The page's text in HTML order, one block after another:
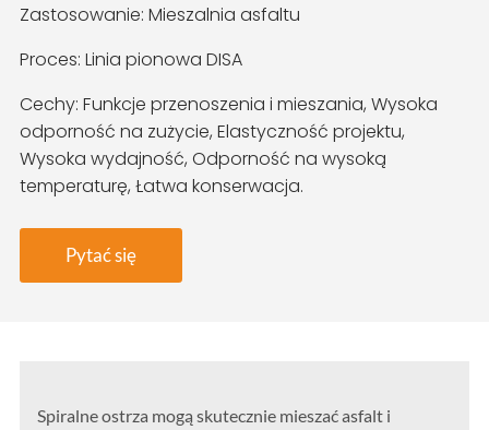
Zastosowanie: Mieszalnia asfaltu
Proces: Linia pionowa DISA
Cechy: Funkcje przenoszenia i mieszania, Wysoka
odporność na zużycie, Elastyczność projektu,
Wysoka wydajność, Odporność na wysoką
temperaturę, Łatwa konserwacja.
Pytać się
Spiralne ostrza mogą skutecznie mieszać asfalt i